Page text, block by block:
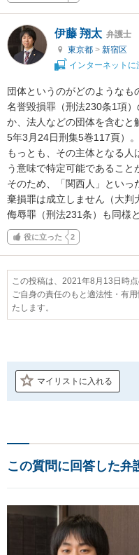
伊藤 翔太 弁護士
東京都 > 新宿区
インターネット
団体というのがどのようなも
名誉毀損罪（刑法230条1項
か、法人などの団体を含むと
5年3月24日刑集5巻117頁）。
もっとも、その主体となる
う意味で特定可能であること
そのため、「関西人」とい
棄損罪は成立しません（大判
侮辱罪（刑法231条）も同様
役に立った 2
この投稿は、2021年8月13日時点
ご自身の責任のもと適法性・有
たします。
マイリストに入れる
この質問に回答した弁